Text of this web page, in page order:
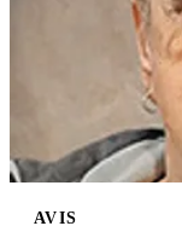
AVIS